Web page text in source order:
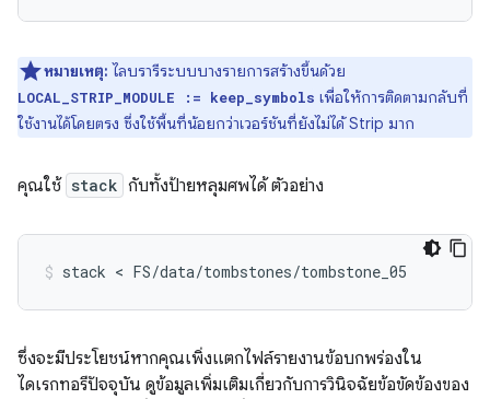
หมายเหตุ: ไลบรารีระบบบางรายการสร้างขึ้นด้วย
LOCAL_STRIP_MODULE := keep_symbols เพื่อให้การติดตามกลับที่
ใช้งานได้โดยตรง ซึ่งใช้พื้นที่น้อยกว่าเวอร์ชันที่ยังไม่ได้ Strip มาก
คุณใช้ stack กับทั้งป้ายหลุมศพได้ ตัวอย่าง
ซึ่งจะมีประโยชน์หากคุณเพิ่งแตกไฟล์รายงานข้อบกพร่องใน
ไดเรกทอรีปัจจุบัน ดูข้อมูลเพิ่มเติมเกี่ยวกับการวินิจฉัยข้อขัดข้องของ